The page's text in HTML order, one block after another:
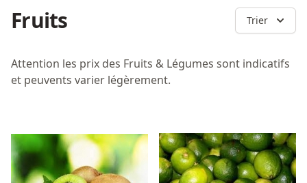
Fruits Trier
Attention les prix des Fruits & Légumes sont indicatifs
et peuvents varier légèrement.